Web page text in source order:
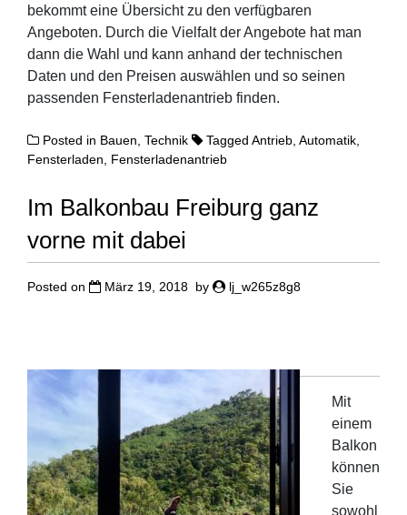
bekommt eine Übersicht zu den verfügbaren
Angeboten. Durch die Vielfalt der Angebote hat man
dann die Wahl und kann anhand der technischen
Daten und den Preisen auswählen und so seinen
passenden Fensterladenantrieb finden.
Posted in Bauen Technik TaggedAntrieb ,Automatik
Fensterladen
Fensterladenantrieb
Im Balkonbau Freiburg ganz
vorne mit dabei
Posted on März 19, 2018 by lj_w265z8g8
Mit
einem
Balkon
können
Sie
sowohl